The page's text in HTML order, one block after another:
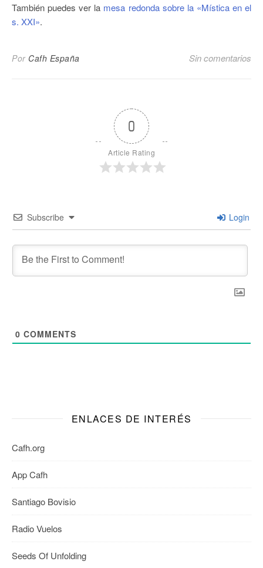
También puedes ver la mesa redonda sobre la «Mística en el
s. XXI».
Por Cafh España Sin comentarios
0
Article Rating
Subscribe Login
0 COMMENTS
ENLACES DE INTERÉS
Cafh.org
App Cafh
Santiago Bovisio
Radio Vuelos
Seeds Of Unfolding